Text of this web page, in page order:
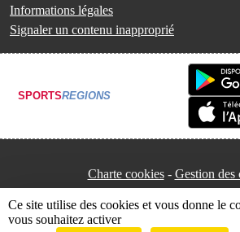
Informations légales
Signaler un contenu inapproprié
SPORTSREGIONS
Charte cookies Gestion des
Ce site utilise des cookies et vous donne le
vous souhaitez activer